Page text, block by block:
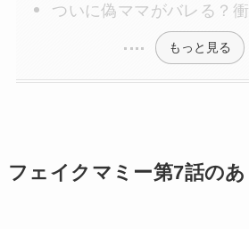
ついに偽ママがバレる？
もっと見る
フェイクマミー第7話の